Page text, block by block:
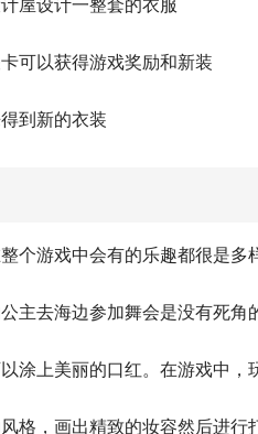
可以获得游戏奖励和新装
到新的衣装
个游戏中会有的乐趣都很是多
主去海边参加舞会是没有死角
涂上美丽的口红。在游戏中
格，画出精致的妆容然后进